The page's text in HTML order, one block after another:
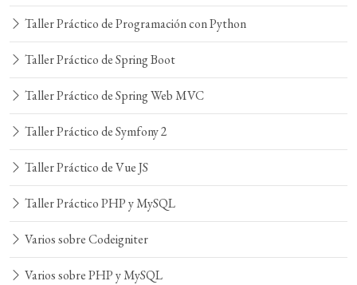
Taller Práctico de Programación con Python
Taller Práctico de Spring Boot
Taller Práctico de Spring Web MVC
Taller Práctico de Symfony 2
Taller Práctico de Vue JS
Taller Práctico PHP y MySQL
Varios sobre Codeigniter
Varios sobre PHP y MySQL